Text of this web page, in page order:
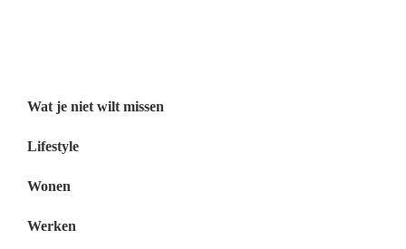
Wat je niet wilt missen
Lifestyle
Wonen
Werken